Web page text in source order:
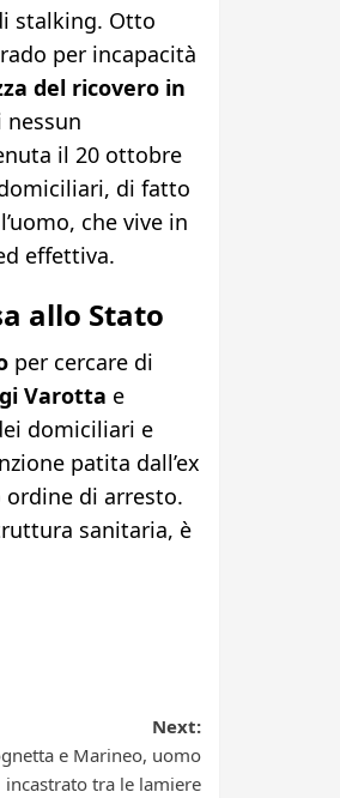
stalking. Otto
per incapacità
del ricovero in
il 20 ottobre
di fatto
che vive in
effettiva.
allo Stato
per cercare di
Varotta e
domiciliari e
patita dall’ex
ordine di arresto.
sanitaria, è
Next:
e Marineo, uomo
incastrato tra le lamiere